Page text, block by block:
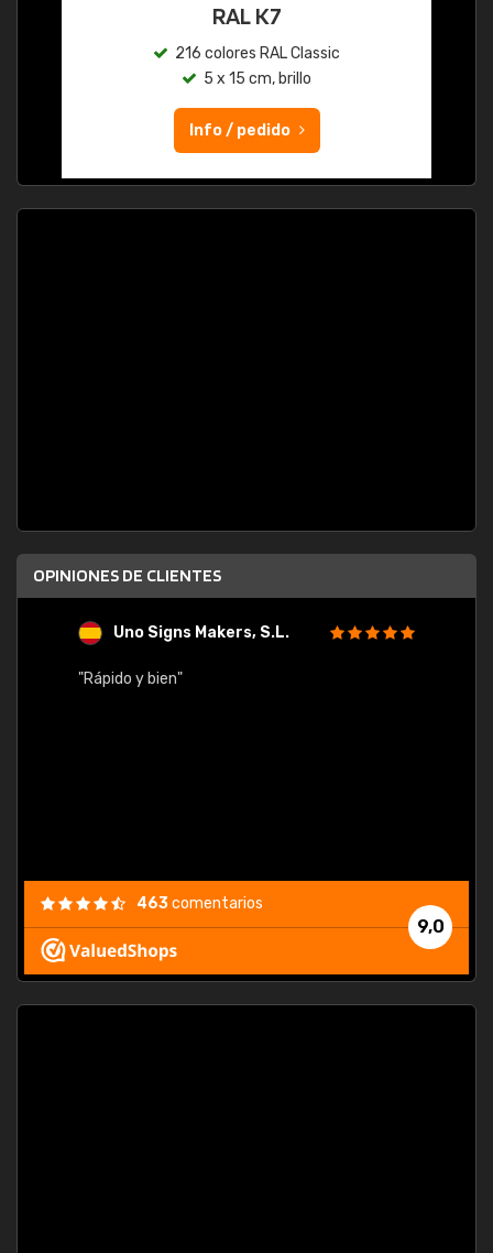
RAL K7
216 colores RAL Classic
5 x 15 cm, brillo
Info / pedido
OPINIONES DE CLIENTES
Uno Signs Makers, S.L.
"Rápido y bien"
9,0
463comentarios